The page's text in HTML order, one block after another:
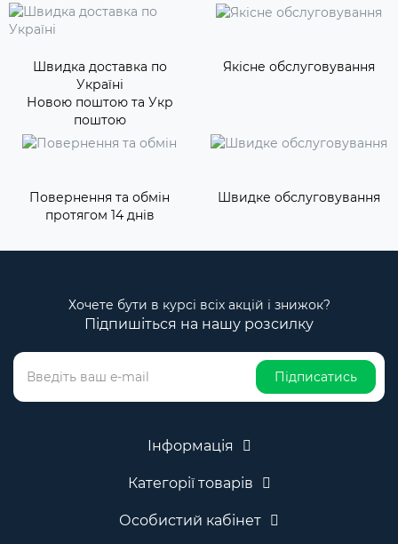
Швидка доставка по
Україні
Новою поштою та Укр
поштою
Якісне обслуговування
Повернення та обмін
протягом 14 днів
Швидке обслуговування
Хочете бути в курсі всіх акцій і знижок?
Підпишіться на нашу розсилку
Підписатись
Інформація
Категорії товарів
Особистий кабінет